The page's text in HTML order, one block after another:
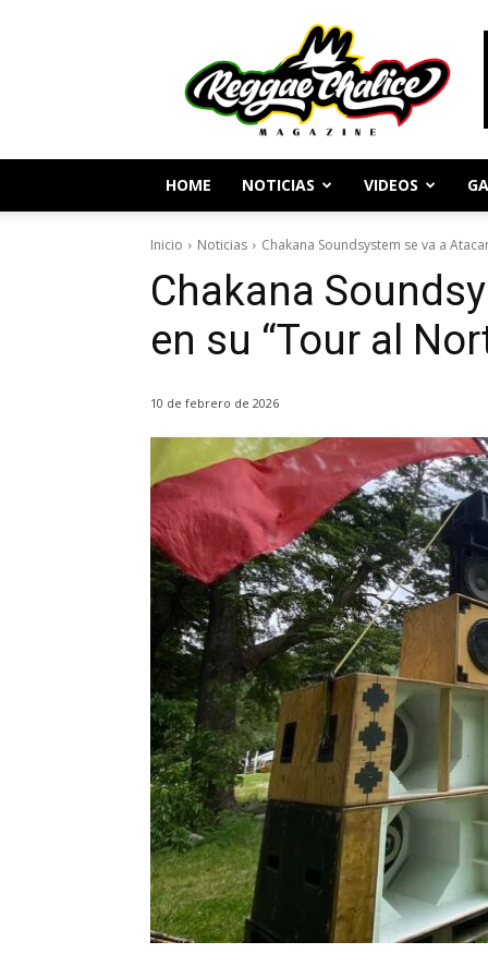
Periodismo
y
Cultura
Reggae
HOME NOTICIAS VIDEOS
Inicio Noticias Chakana Soundsystem se va a
Chakana
en su “Tour al
10 de febrero de 2026